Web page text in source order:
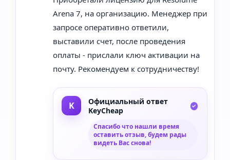
Arena 7, на организацию. Менеджер при
запросе оперативно ответили,
выставили счет, после проведения
оплаты - прислали ключ активации на
почту. Рекомендуем к сотрудничеству!
Официальный ответ
KeyCheap
Спасибо что нашли время
оставить отзыв, будем рады
видеть Вас снова!